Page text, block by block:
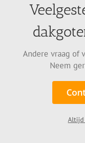
Andere vraag of
Neem
Altijd